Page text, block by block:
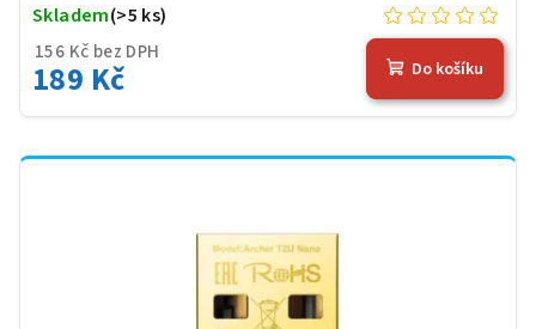
156 Kč bez DPH
189 Kč
Skladem(>5 ks)
Do košíku